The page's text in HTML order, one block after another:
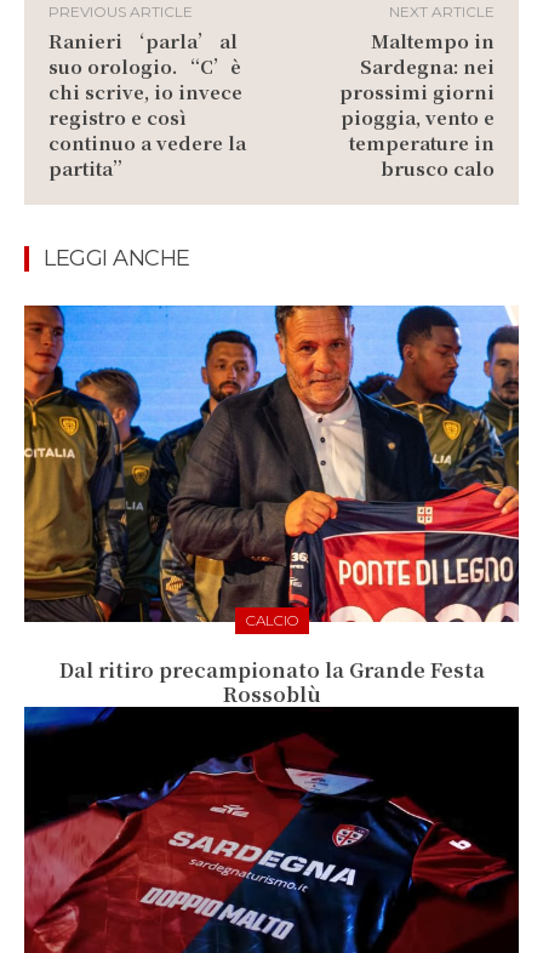
PREVIOUS ARTICLE
Ranieri ‘parla’ al
suo orologio. “C’è
chi scrive, io invece
registro e così
continuo a vedere la
partita”
NEXT ARTICLE
Maltempo in
Sardegna: nei
prossimi giorni
pioggia, vento e
temperature in
brusco calo
LEGGI ANCHE
CALCIO
Dal ritiro precampionato la Grande Festa
Rossoblù